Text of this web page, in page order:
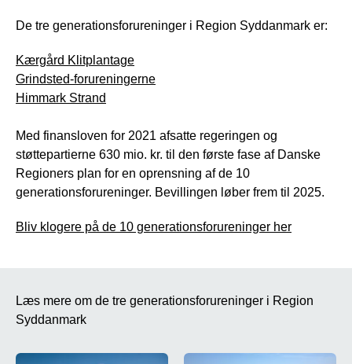
De tre generationsforureninger i Region Syddanmark er:
Kærgård Klitplantage
Grindsted-forureningerne
Himmark Strand
Med finansloven for 2021 afsatte regeringen og
støttepartierne 630 mio. kr. til den første fase af Danske
Regioners plan for en oprensning af de 10
generationsforureninger. Bevillingen løber frem til 2025.
Bliv klogere på de 10 generationsforureninger her
Læs mere om de tre generationsforureninger i Region
Syddanmark